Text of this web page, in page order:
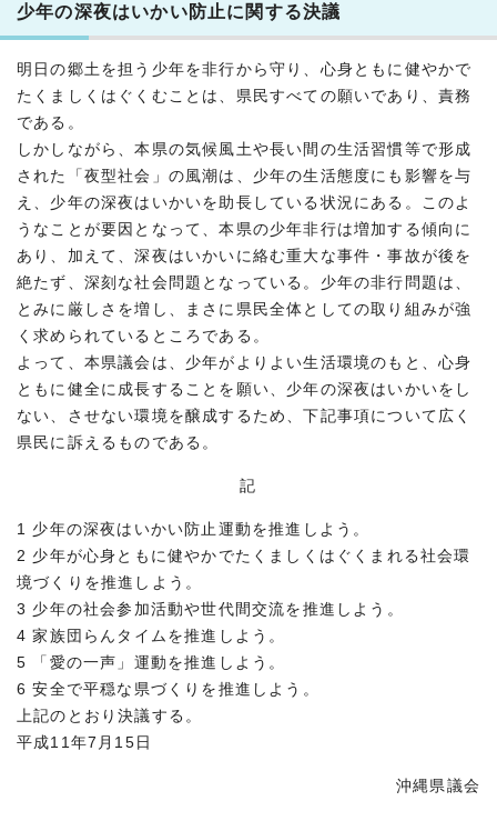
少年の深夜はいかい防止に関する決議
明日の郷土を担う少年を非行から守り、心身ともに健やかで
たくましくはぐくむことは、県民すべての願いであり、責務
である。
しかしながら、本県の気候風土や長い間の生活習慣等で形成
された「夜型社会」の風潮は、少年の生活態度にも影響を与
え、少年の深夜はいかいを助長している状況にある。このよ
うなことが要因となって、本県の少年非行は増加する傾向に
あり、加えて、深夜はいかいに絡む重大な事件・事故が後を
絶たず、深刻な社会問題となっている。少年の非行問題は、
とみに厳しさを増し、まさに県民全体としての取り組みが強
く求められているところである。
よって、本県議会は、少年がよりよい生活環境のもと、心身
ともに健全に成長することを願い、少年の深夜はいかいをし
ない、させない環境を醸成するため、下記事項について広く
県民に訴えるものである。
記
1 少年の深夜はいかい防止運動を推進しよう。
2 少年が心身ともに健やかでたくましくはぐくまれる社会環
境づくりを推進しよう。
3 少年の社会参加活動や世代間交流を推進しよう。
4 家族団らんタイムを推進しよう。
5 「愛の一声」運動を推進しよう。
6 安全で平穏な県づくりを推進しよう。
上記のとおり決議する。
平成11年7月15日
沖縄県議会